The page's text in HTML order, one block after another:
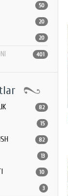
50
20
20
401
82
15
82
13
10
3